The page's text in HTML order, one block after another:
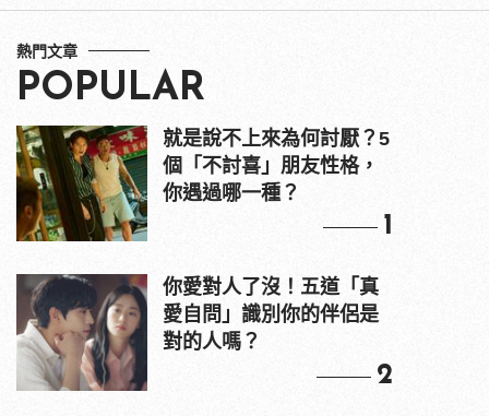
熱門文章
POPULAR
就是說不上來為何討厭？5
個「不討喜」朋友性格，
你遇過哪一種？
1
你愛對人了沒！五道「真
愛自問」識別你的伴侶是
對的人嗎？
2